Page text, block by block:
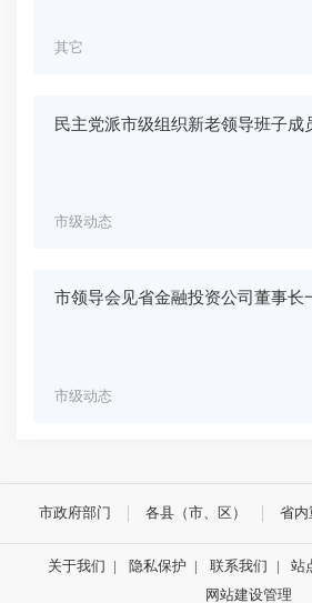
其它
民主党派市级组织新老领导班子成
市级动态
市领导会见省金融投资公司董事长
市级动态
市政府部门 各县（市、区） 省内
关于我们 | 隐私保护 | 联系我们 | 站
网站建设管理